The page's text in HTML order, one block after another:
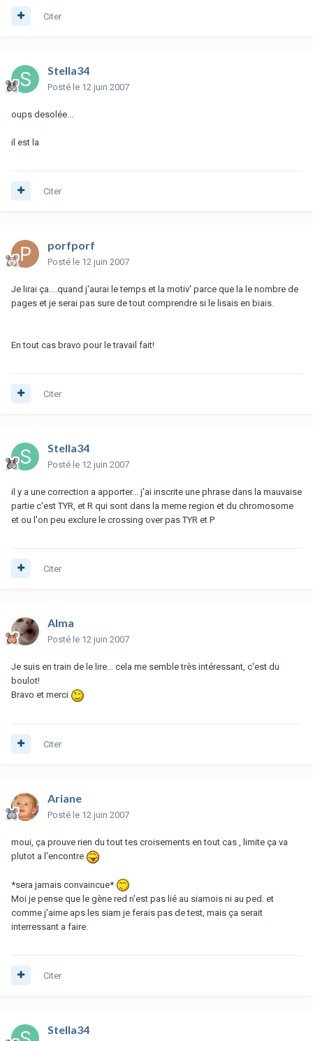
Citer
Stella34
Posté le 12 juin 2007
oups desolée...
il est la
Citer
porfporf
Posté le 12 juin 2007
Je lirai ça....quand j'aurai le temps et la motiv' parce que la le nombre de
pages et je serai pas sure de tout comprendre si le lisais en biais.
En tout cas bravo pour le travail fait!
Citer
Stella34
Posté le 12 juin 2007
il y a une correction a apporter... j'ai inscrite une phrase dans la mauvaise
partie c'est TYR, et R qui sont dans la meme region et du chromosome
et ou l'on peu exclure le crossing over pas TYR et P
Citer
Alma
Posté le 12 juin 2007
Je suis en train de le lire... cela me semble très intéressant, c'est du
boulot!
Bravo et merci
Citer
Ariane
Posté le 12 juin 2007
moui, ça prouve rien du tout tes croisements en tout cas , limite ça va
plutot a l'encontre
*sera jamais convaincue*
Moi je pense que le gène red n'est pas lié au siamois ni au ped. et
comme j'aime aps les siam je ferais pas de test, mais ça serait
interressant a faire.
Citer
Stella34